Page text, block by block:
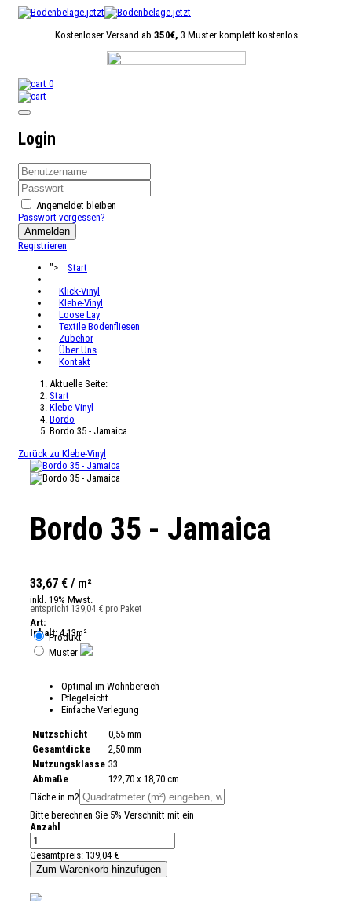
Kostenloser Versand ab 350€, 3 Muster komplett kostenlos
0
Login
Angemeldet bleiben
Passwort vergessen?
Anmelden
Registrieren
">
Start
Klick-Vinyl
Klebe-Vinyl
Loose Lay
Textile Bodenfliesen
Zubehör
Über Uns
Kontakt
Aktuelle Seite:
Start
Klebe-Vinyl
Bordo
Bordo 35 - Jamaica
Zurück zu Klebe-Vinyl
Bordo 35 - Jamaica
33,67 € / m²
inkl. 19% Mwst.
entspricht 139,04 € pro Paket
Inhalt: 4.13m²
Art:
Produkt
Muster
Optimal im Wohnbereich
Pflegeleicht
Einfache Verlegung
Nutzschicht
0,55 mm
Gesamtdicke
2,50 mm
Nutzungsklasse 33
Abmaße
122,70 x 18,70 cm
Fläche in m2
Bitte berechnen Sie 5% Verschnitt mit ein
Anzahl
Gesamtpreis: 139,04 €